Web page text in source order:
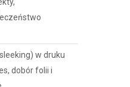
w druku
dobór folii i